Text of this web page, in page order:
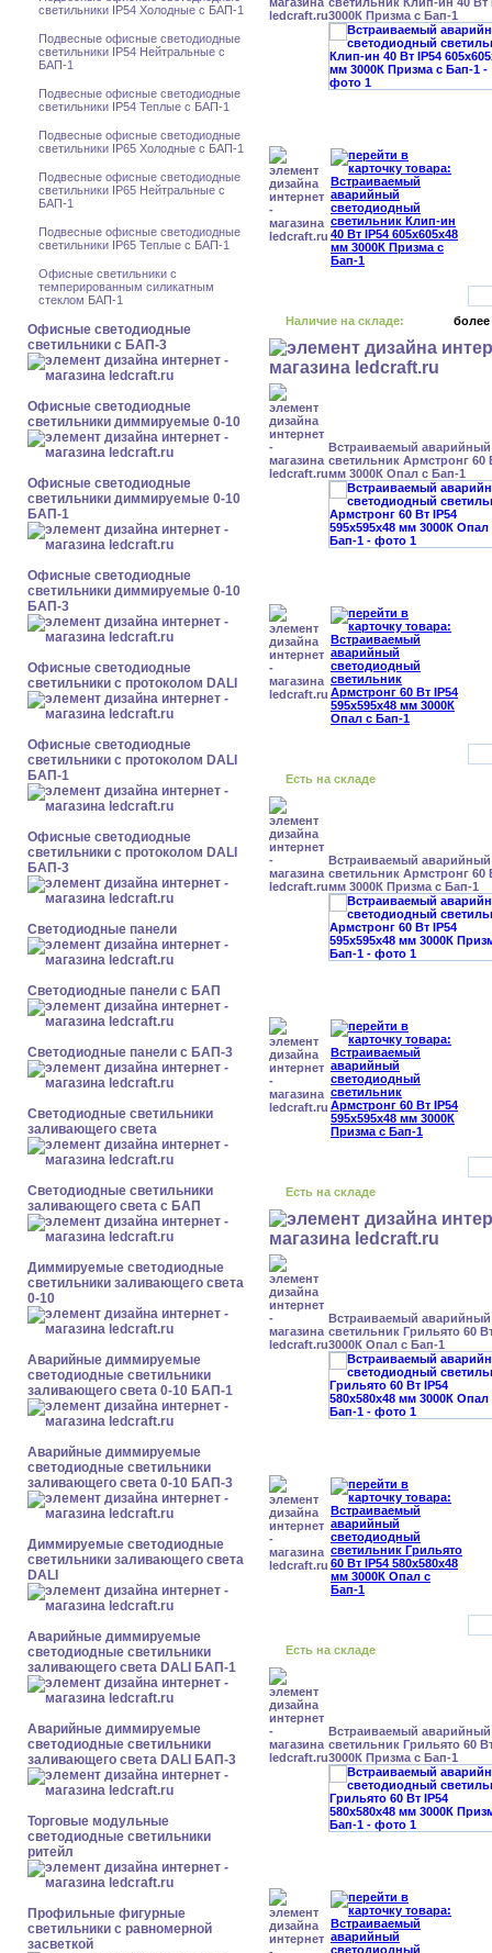
светильники IP54 Холодные с БАП-1
Подвесные офисные светодиодные
светильники IP54 Нейтральные с
БАП-1
Подвесные офисные светодиодные
светильники IP54 Теплые с БАП-1
Подвесные офисные светодиодные
светильники IP65 Холодные с БАП-1
Подвесные офисные светодиодные
светильники IP65 Нейтральные с
БАП-1
Подвесные офисные светодиодные
светильники IP65 Теплые с БАП-1
Офисные светильники с
темперированным силикатным
стеклом БАП-1
Офисные светодиодные
светильники с БАП-3
Офисные светодиодные
светильники диммируемые 0-10
Офисные светодиодные
светильники диммируемые 0-10
БАП-1
Офисные светодиодные
светильники диммируемые 0-10
БАП-3
Офисные светодиодные
светильники с протоколом DALI
Офисные светодиодные
светильники с протоколом DALI
БАП-1
Офисные светодиодные
светильники с протоколом DALI
БАП-3
Cветодиодные панели
Cветодиодные панели с БАП
Cветодиодные панели с БАП-3
Светодиодные светильники
заливающего света
Светодиодные светильники
заливающего света с БАП
Диммируемые светодиодные
светильники заливающего света
0-10
Аварийные диммируемые
светодиодные светильники
заливающего света 0-10 БАП-1
Аварийные диммируемые
светодиодные светильники
заливающего света 0-10 БАП-3
Диммируемые светодиодные
светильники заливающего света
DALI
Аварийные диммируемые
светодиодные светильники
заливающего света DALI БАП-1
Аварийные диммируемые
светодиодные светильники
заливающего света DALI БАП-3
Торговые модульные
светодиодные светильники
ритейл
Профильные фигурные
светильники с равномерной
засветкой
3000К Призма с Бап-1
Наличие на складе: более
Встраиваемый
светильник Армстронг 60
мм 3000К Опал с Бап-1
Есть на складе
Встраиваемый
светильник Армстронг 60
мм 3000К Призма с Бап-1
Есть на складе
Встраиваемый
светильник Грильято 60
3000К Опал с Бап-1
Есть на складе
Встраиваемый
светильник Грильято 60
3000К Призма с Бап-1